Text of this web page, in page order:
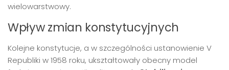
wielowarstwowy.
Wpływ zmian konstytucyjnych
Kolejne konstytucje, a w szczególności ustanowienie V
Republiki w 1958 roku, ukształtowały obecny model